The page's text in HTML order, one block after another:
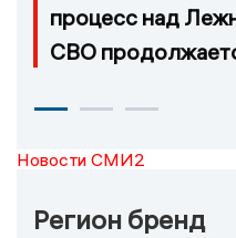
процесс над
СВО
Новости СМИ2
Регион бренд